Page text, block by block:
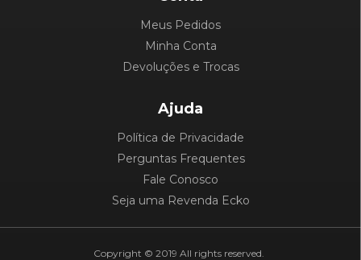
Meus Pedidos
Minha Conta
Devoluções e Trocas
Ajuda
Política de Privacidade
Perguntas Frequentes
Fale Conosco
Seja uma Revenda Ecko
Copyright © 2019 All rights reserved.